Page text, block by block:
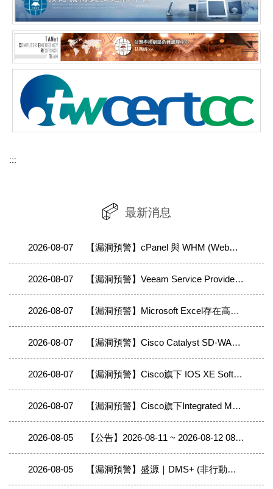
:::
最新消息
2026-08-07 【漏洞預警】cPanel 與 WHM (WebHost Manager) 存在重大資安漏洞(CVE-2026-58048)
2026-08-07 【漏洞預警】Veeam Service Provider Console 存在2個重大資安漏洞
2026-08-07 【漏洞預警】Microsoft Excel存在高風險安全漏洞(CVE-2026-62870)，請儘速確認並進行修補
2026-08-07 【漏洞預警】Cisco Catalyst SD-WAN 存在4個重大資安漏洞
2026-08-07 【漏洞預警】Cisco旗下 IOS XE Software 存在2個重大資安漏洞
2026-08-07 【漏洞預警】Cisco旗下Integrated Management Controller 存在重大資安漏洞(CVE-2026-20200)
2026-08-05 【公告】2026-08-11 ~ 2026-08-12 08:00 ~ 17:00 台北區網中心II（政治大學）將進行相關對外線路與連線單位移轉至400G網路改接作業，作業期間線路中斷，轄下連線單位移轉時會有中斷現象。
2026-08-05 【漏洞預警】盛源｜DMS+ (非行動端) - Use of Hard-coded Credentials